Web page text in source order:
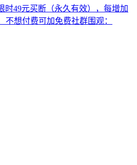
49元买断（永久有效），每增加
不想付费可加免费社群围观：